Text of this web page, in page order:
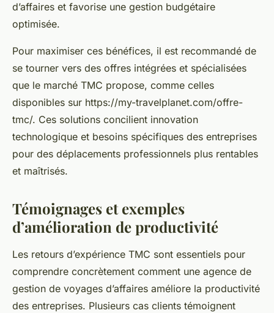
d’affaires et favorise une gestion budgétaire
optimisée.
Pour maximiser ces bénéfices, il est recommandé de
se tourner vers des offres intégrées et spécialisées
que le marché TMC propose, comme celles
disponibles sur https://my-travelplanet.com/offre-
tmc/. Ces solutions concilient innovation
technologique et besoins spécifiques des entreprises
pour des déplacements professionnels plus rentables
et maîtrisés.
Témoignages et exemples
d’amélioration de productivité
Les retours d’expérience TMC sont essentiels pour
comprendre concrètement comment une agence de
gestion de voyages d’affaires améliore la productivité
des entreprises. Plusieurs cas clients témoignent